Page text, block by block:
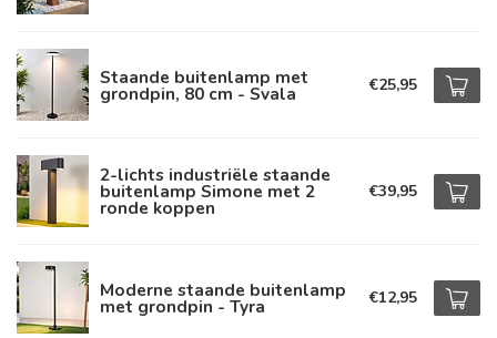
Staande buitenlamp met
grondpin, 80 cm - Svala €25,95
2-lichts industriële staande
buitenlamp Simone met 2
ronde koppen
€39,95
Moderne staande buitenlamp
met grondpin - Tyra €12,95